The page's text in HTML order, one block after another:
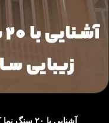
آشنایی با ۲٠ سنگ نما که امضای زیبایی ساختمان شماست!